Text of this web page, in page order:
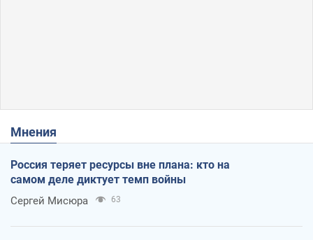
Мнения
Россия теряет ресурсы вне плана: кто на
самом деле диктует темп войны
Сергей Мисюра 63